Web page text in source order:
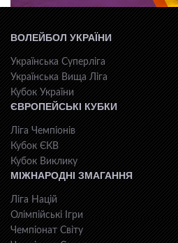
ВОЛЕЙБОЛ УКРАЇНИ
Українська Суперліга
Українська Вища Ліга
Кубок України
ЄВРОПЕЙСЬКІ КУБКИ
Ліга Чемпіонів
Кубок ЄКВ
Кубок Виклику
МІЖНАРОДНІ ЗМАГАННЯ
Ліга Націй
Олімпійські Ігри
Чемпіонат Світу